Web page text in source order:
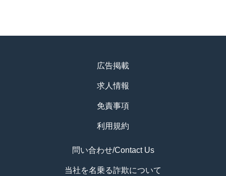
広告掲載
求人情報
免責事項
利用規約
問い合わせ/Contact Us
当社を名乗る詐欺について